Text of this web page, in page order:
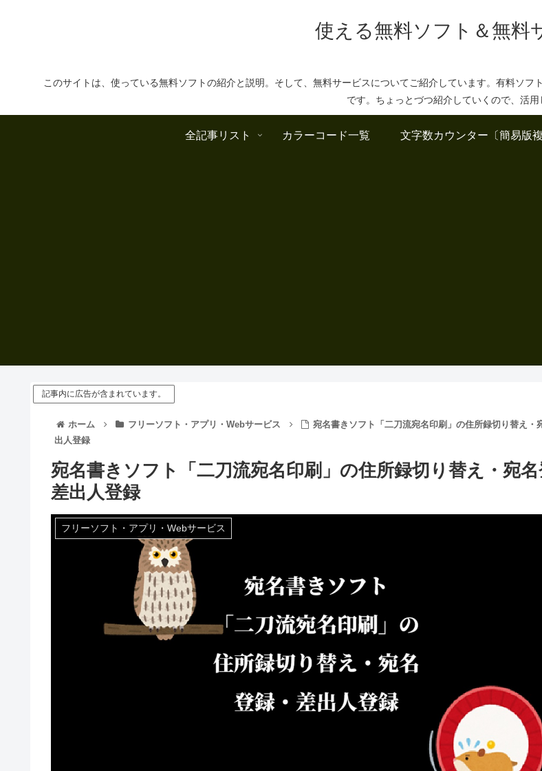
使える無料ソフト＆無料
このサイトは、使っている無料ソフトの紹介と説明。そして、無料サービスについてご紹介しています。有料ソ
です。ちょっとづつ紹介していくので、活用
全記事リスト カラーコード一覧 文字数カウンター〔簡易版
記事内に広告が含まれています。
ホーム フリーソフト・アプリ・Webサービス
宛名書きソフト「二刀流宛名印刷」の住所録切り替え・
出人登録
宛名書きソフト「二刀流宛名印刷」の住所録切り替え・宛名
差出人登録
フリーソフト・アプリ・Webサービス